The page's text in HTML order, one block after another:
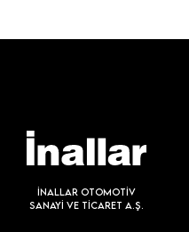
İNALLAR OTOMOTİV
SANAYİ VE TİCARET A.Ş.